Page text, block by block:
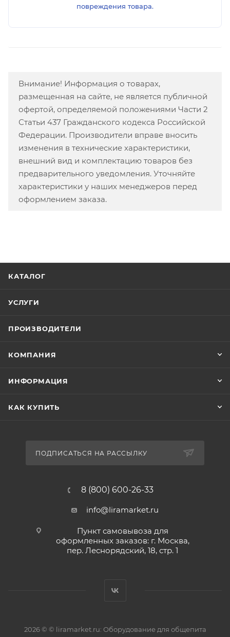
повреждения товара.
Внимание! Информация о товарах,
размещенная на сайте, не является публичной
офертой, определяемой положениями Части 2
Статьи 437 Гражданского кодекса Российской
Федерации. Производители вправе вносить
изменения в технические характеристики,
внешний вид и комплектацию товаров без
предварительного уведомления. Уточняйте
характеристики у наших менеджеров перед
оформлением заказа.
КАТАЛОГ
УСЛУГИ
ПРОИЗВОДИТЕЛИ
КОМПАНИЯ
ИНФОРМАЦИЯ
КАК КУПИТЬ
ПОДПИСАТЬСЯ НА РАССЫЛКУ
8 (800) 600-26-33
info@liramarket.ru
Пункт самовывоза для
оформленных заказов: г. Москва,
пер. Леснорядский, 18, стр. 1
2026 © © liramarket.ru: Оборудование для общепита